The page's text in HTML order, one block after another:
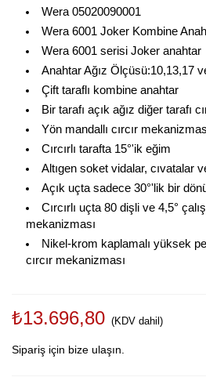
Wera 05020090001
Wera 6001 Joker Kombine
Wera 6001 serisi Joker anahtar
Anahtar Ağız Ölçüsü:10,13,17
Çift taraflı kombine anahtar
Bir tarafı açık ağız diğer tarafı
Yön mandallı cırcır
Cırcırlı tarafta 15°'ik eğim
Altıgen soket vidalar, cıvatalar
Açık uçta sadece 30°'lik bir
Cırcırlı uçta 80 dişli ve 4,5°
mekanizması
Nikel-krom kaplamalı yüksek
cırcır mekanizması
₺13.696,80 (KDV dahil)
Sipariş için bize ulaşın.